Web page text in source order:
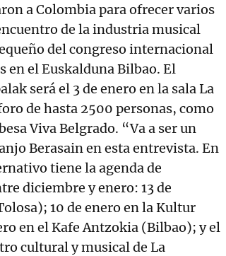
a Colombia para ofrecer varios
de la industria musical
del congreso internacional
en el Euskalduna Bilbao. El
será el 3 de enero en la sala La
de hasta 2500 personas, como
Viva Belgrado. “Va a ser un
Berasain en esta entrevista. En
tiene la agenda de
diciembre y enero: 13 de
10 de enero en la Kultur
en el Kafe Antzokia (Bilbao); y el
cultural y musical de La